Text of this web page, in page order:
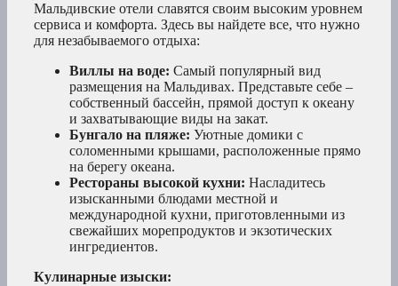
Мальдивские отели славятся своим высоким уровнем
сервиса и комфорта. Здесь вы найдете все, что нужно
для незабываемого отдыха:
Виллы на воде: Самый популярный вид
размещения на Мальдивах. Представьте себе –
собственный бассейн, прямой доступ к океану
и захватывающие виды на закат.
Бунгало на пляже: Уютные домики с
соломенными крышами, расположенные прямо
на берегу океана.
Рестораны высокой кухни: Насладитесь
изысканными блюдами местной и
международной кухни, приготовленными из
свежайших морепродуктов и экзотических
ингредиентов.
Кулинарные изыски: